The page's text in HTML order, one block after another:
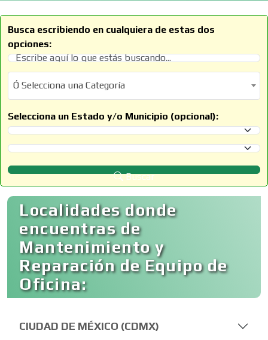
Busca escribiendo en cualquiera de estas dos
opciones:
Ó Selecciona una Categoría
Ó Selecciona una Categoría
Selecciona un Estado y/o Municipio (opcional):
Selecciona un Estado
Selecciona un Municipio
Buscar
Localidades donde
encuentras de
Mantenimiento y
Reparación de Equipo de
Oficina:
CIUDAD DE MÉXICO (CDMX)